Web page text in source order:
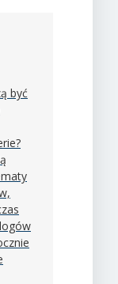
być